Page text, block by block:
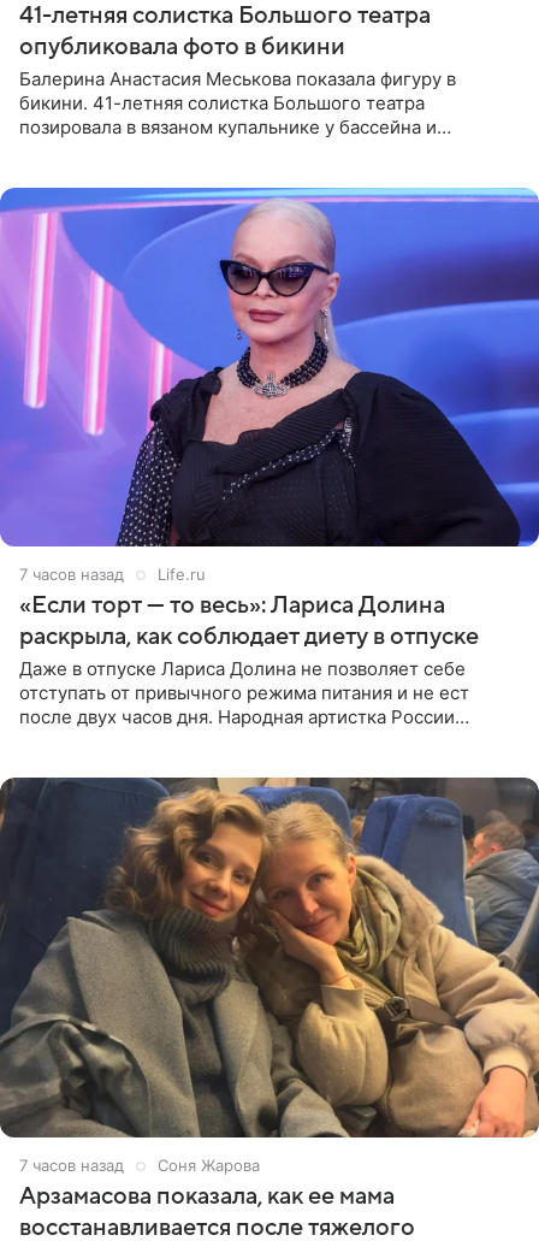
41-летняя солистка Большого театра
опубликовала фото в бикини
Балерина Анастасия Меськова показала фигуру в
бикини. 41-летняя солистка Большого театра
позировала в вязаном купальнике у бассейна и
7 часов назад Life.ru
«Если торт — то весь»: Лариса Долина
раскрыла, как соблюдает диету в отпуске
Даже в отпуске Лариса Долина не позволяет себе
отступать от привычного режима питания и не ест
после двух часов дня. Народная артистка России
7 часов назад Соня Жарова
Арзамасова показала, как ее мама
восстанавливается после тяжелого